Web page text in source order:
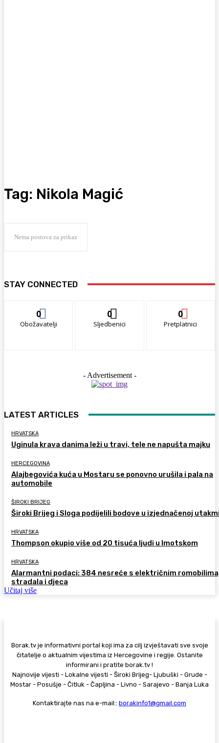
Tag: Nikola Magić
Nema postova za prikaz
STAY CONNECTED
0
Obožavatelji
0
Sljedbenici
0
Pretplatnici
- Advertisement -
LATEST ARTICLES
HRVATSKA
Uginula krava danima leži u travi, tele ne napušta majku
HERCEGOVINA
Alajbegovića kuća u Mostaru se ponovno urušila i pala na
automobile
ŠIROKI BRIJEG
Široki Brijeg i Sloga podijelili bodove u izjednačenoj
HRVATSKA
Thompson okupio više od 20 tisuća ljudi u Imotskom
HRVATSKA
Alarmantni podaci: 384 nesreće s električnim
stradala i djeca
Učitaj više
Borak.tv je informativni portal koji ima za cilj izvještavati sve svoje
čitatelje o aktualnim vijestima iz Hercegovine i regije. Ostanite
informirani i pratite borak.tv !
Najnovije vijesti - Lokalne vijesti - Široki Brijeg- Ljubuški - Grude -
Mostar - Posušje - Čitluk - Čapljina - Livno - Sarajevo - Banja Luka
Kontaktirajte nas na e-mail:: borakinfo1@gmail.com